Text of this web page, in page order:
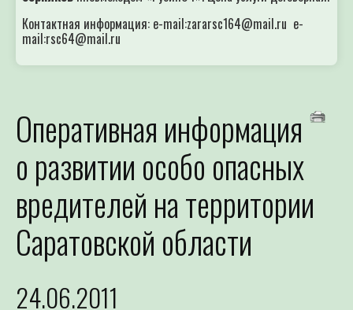
Контактная информация: e-mail:zararsc164@mail.ru e-
mail:rsc64@mail.ru
Оперативная информация
о развитии особо опасных
вредителей на территории
Саратовской области
24.06.2011